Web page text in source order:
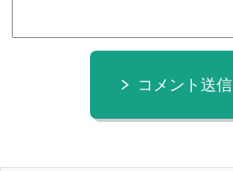
コメント送信